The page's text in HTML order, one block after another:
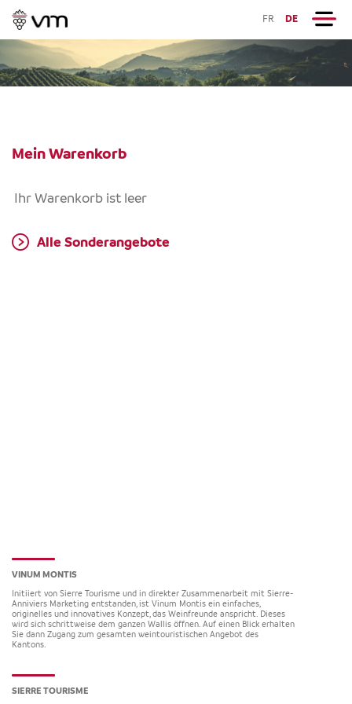
FR DE
Mein Warenkorb
Ihr Warenkorb ist leer
Alle Sonderangebote
VINUM MONTIS
Initiiert von Sierre Tourisme und in direkter Zusammenarbeit mit Sierre-
Anniviers Marketing entstanden, ist Vinum Montis ein einfaches,
originelles und innovatives Konzept, das Weinfreunde anspricht. Dieses
wird sich schrittweise dem ganzen Wallis öffnen. Auf einen Blick erhalten
Sie dann Zugang zum gesamten weintouristischen Angebot des
Kantons.
SIERRE TOURISME